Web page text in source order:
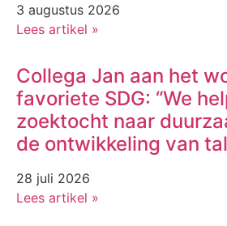
3 augustus 2026
Lees artikel »
Collega Jan aan het
favoriete SDG: “We
zoektocht naar
de ontwikkeling van
28 juli 2026
Lees artikel »